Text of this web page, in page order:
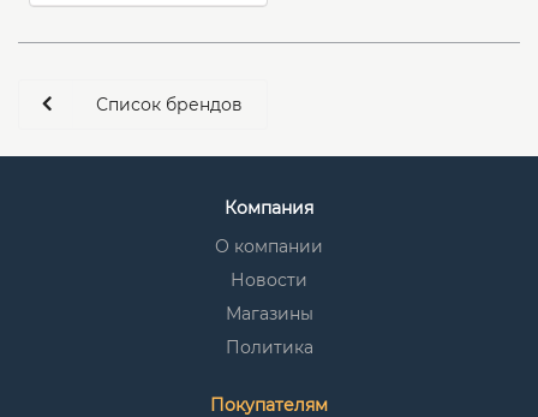
Список брендов
Компания
О компании
Новости
Магазины
Политика
Покупателям